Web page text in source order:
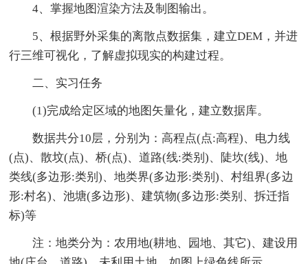
4、掌握地图渲染方法及制图输出。
5、根据野外采集的离散点数据集，建立DEM，并进
行三维可视化，了解虚拟现实的构建过程。
二、实习任务
(1)完成给定区域的地图矢量化，建立数据库。
数据共分10层，分别为：高程点(点:高程)、电力线
(点)、散坟(点)、桥(点)、道路(线:类别)、陡坎(线)、地
类线(多边形:类别)、地类界(多边形:类别)、村组界(多边
形:村名)、池塘(多边形)、建筑物(多边形:类别、拆迁指
标)等
注：地类分为：农用地(耕地、园地、其它)、建设用